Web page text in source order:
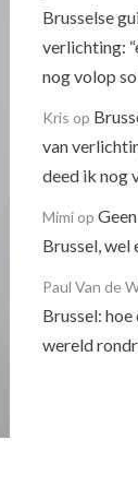
Brusselse
verlichting:
nog volop
Kris op
van
deed ik nog
Mimiop
Brussel, wel
Paul Van de
Brussel:
wereld